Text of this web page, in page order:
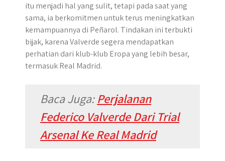
itu menjadi hal yang sulit, tetapi pada saat yang
sama, ia berkomitmen untuk terus meningkatkan
kemampuannya di Peñarol. Tindakan ini terbukti
bijak, karena Valverde segera mendapatkan
perhatian dari klub-klub Eropa yang lebih besar,
termasuk Real Madrid.
Baca Juga:Perjalanan
Federico Valverde Dari Trial
Arsenal Ke Real Madrid